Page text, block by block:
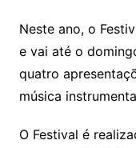
Neste ano, o
e vai até o
quatro
música
O Festival é